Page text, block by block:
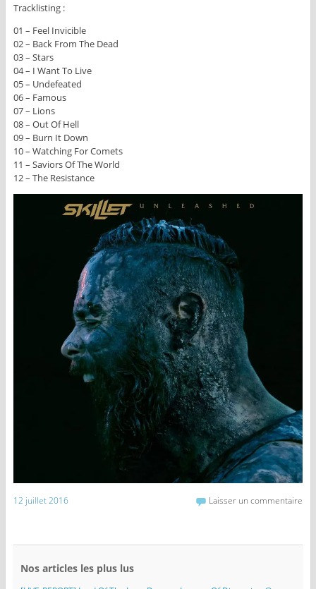
Tracklisting :
01 – Feel Invicible
02 – Back From The Dead
03 – Stars
04 – I Want To Live
05 – Undefeated
06 – Famous
07 – Lions
08 – Out Of Hell
09 – Burn It Down
10 – Watching For Comets
11 – Saviors Of The World
12 – The Resistance
12 juillet 2016 Laisser un commentaire
Nos articles les plus lus